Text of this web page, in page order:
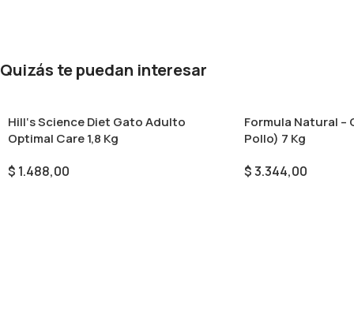
Quizás te puedan interesar
Hill‘s Science Diet Gato Adulto
Optimal Care 1,8 Kg
$ 1.488,00
Formula Natural –
Pollo) 7 Kg
$3.344,00